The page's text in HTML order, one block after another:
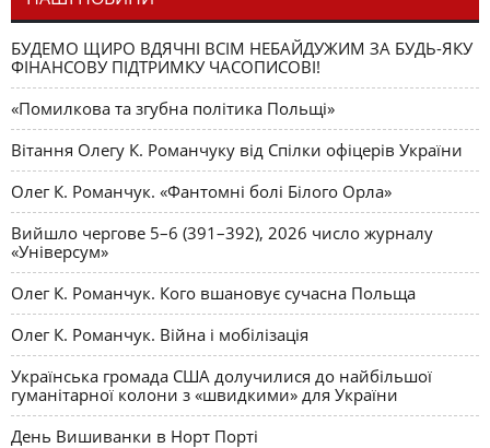
БУДЕМО ЩИРО ВДЯЧНІ ВСІМ НЕБАЙДУЖИМ ЗА БУДЬ-ЯКУ
ФІНАНСОВУ ПІДТРИМКУ ЧАСОПИСОВІ!
«Помилкова та згубна політика Польщі»
Вітання Олегу К. Романчуку від Спілки офіцерів України
Олег К. Романчук. «Фантомні болі Білого Орла»
Вийшло чергове 5–6 (391–392), 2026 число журналу
«Універсум»
Олег К. Романчук. Кого вшановує сучасна Польща
Олег К. Романчук. Війна і мобілізація
Українська громада США долучилися до найбільшої
гуманітарної колони з «швидкими» для України
День Вишиванки в Норт Порті